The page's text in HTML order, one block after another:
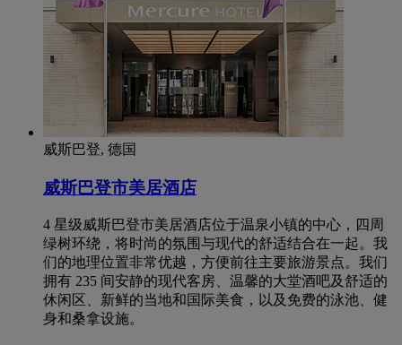
威斯巴登, 德国
威斯巴登市美居酒店
4 星级威斯巴登市美居酒店位于温泉小镇的中心，四周
绿树环绕，将时尚的氛围与现代的舒适结合在一起。我
们的地理位置非常优越，方便前往主要旅游景点。我们
拥有 235 间安静的现代客房、温馨的大堂酒吧及舒适的
休闲区、新鲜的当地和国际美食，以及免费的泳池、健
身和桑拿设施。